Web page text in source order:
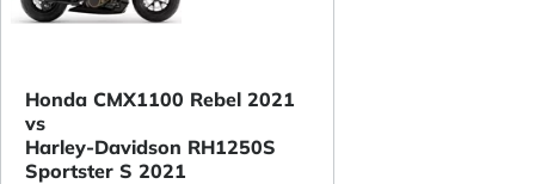
Honda CMX1100 Rebel 2021
vs
Harley-Davidson RH1250S
Sportster S 2021